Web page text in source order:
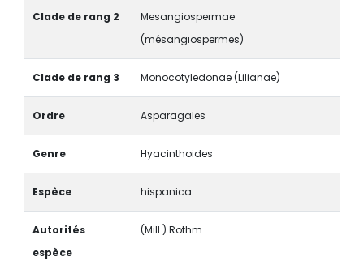
Clade de rang 2
Mesangiospermae
(mésangiospermes)
Clade de rang 3 Monocotyledonae (Lilianae)
Ordre Asparagales
Genre Hyacinthoides
Espèce hispanica
Autorités
espèce
(Mill.) Rothm.